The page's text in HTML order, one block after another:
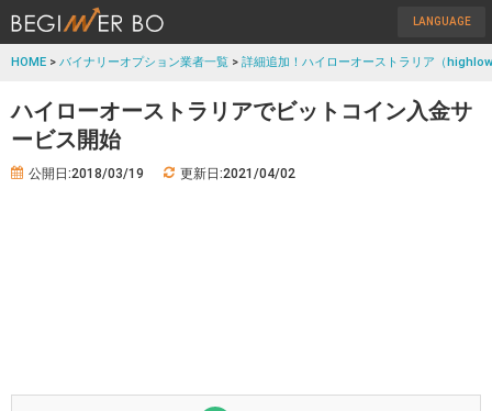
LANGUAGE
HOME > バイナリーオプション業者一覧 > 詳細追加！ハイローオーストラリア（
ハイローオーストラリアでビットコイン入金サ
ービス開始
公開日:2018/03/19 更新日:2021/04/02